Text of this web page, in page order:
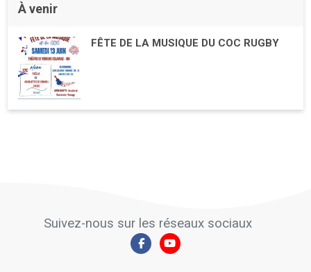
À venir
FÊTE DE LA MUSIQUE DU COC RUGBY
Suivez-nous sur les réseaux sociaux